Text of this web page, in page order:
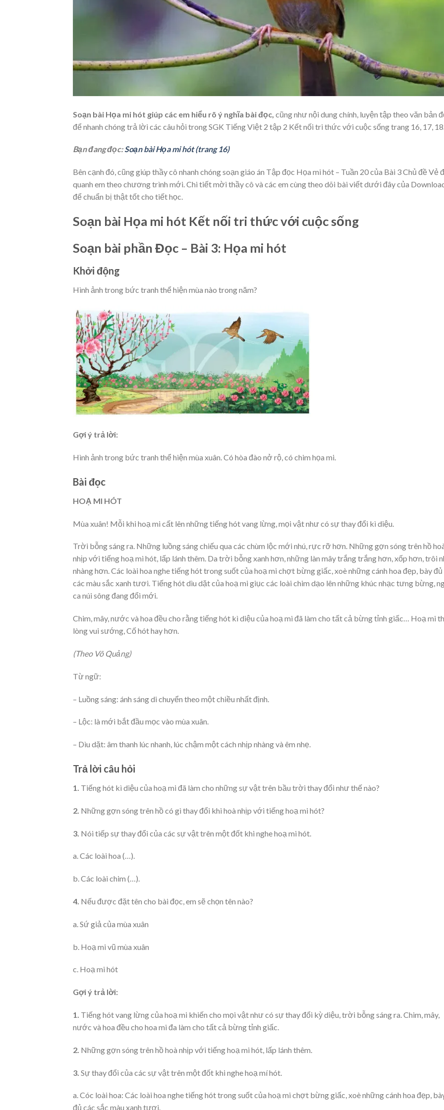
Soạn bài Họa mi hót giúp các em hiểu rõ ý nghĩa bài đọc, cũng như nội dung chính, luyện tập theo văn bản
để nhanh chóng trả lời các câu hỏi trong SGK Tiếng Việt 2 tập 2 Kết nối tri thức với cuộc sống trang 16, 17, 18.
Bạn đang đọc:Soạn bài Họa mi hót (trang 16)
Bên cạnh đó, cũng giúp thầy cô nhanh chóng soạn giáo án Tập đọc Họa mi hót – Tuần 20 của Bài 3 Chủ đề Vẻ
quanh em theo chương trình mới. Chi tiết mời thầy cô và các em cùng theo dõi bài viết dưới đây của
để chuẩn bị thật tốt cho tiết học.
Soạn bài Họa mi hót Kết nối tri thức với cuộc sống
Soạn bài phần Đọc – Bài 3: Họa mi hót
Khởi động
Hình ảnh trong bức tranh thể hiện mùa nào trong năm?
Gợi ý trả lời:
Hình ảnh trong bức tranh thể hiện mùa xuân. Có hòa đào nở rộ, có chim họa mi.
Bài đọc
HOẠ MI HÓT
Mùa xuân! Mỗi khi hoạ mi cất lên những tiếng hót vang lừng, mọi vật như có sự thay đổi kì diệu.
Trời bỗng sáng ra. Những luồng sáng chiếu qua các chùm lộc mới nhú, rực rỡ hơn. Những gợn sóng trên hồ
nhịp với tiếng hoạ mi hót, lấp lánh thêm. Da trời bỗng xanh hơn, những làn mây trắng trắng hơn, xốp hơn, trôi
nhàng hơn. Các loài hoa nghe tiếng hót trong suốt của hoạ mi chợt bừng giấc, xoè những cánh hoa đẹp, bày đủ
các màu sắc xanh tươi. Tiếng hót dìu dặt của hoạ mi giục các loài chim dạo lên những khúc nhạc tưng bừng,
ca núi sông đang đổi mới.
Chim, mây, nước và hoa đều cho rằng tiếng hót kì diệu của hoạ mi đã làm cho tất cả bừng tỉnh giấc… Hoạ mi
lòng vui sướng, Cố hót hay hơn.
(Theo Võ Quảng)
Từ ngữ:
– Luồng sáng: ánh sáng di chuyển theo một chiều nhất định.
– Lộc: là mới bắt đầu mọc vào mùa xuân.
– Dìu dặt: âm thanh lúc nhanh, lúc chậm một cách nhịp nhàng và êm nhẹ.
Trả lời câu hỏi
1. Tiếng hót kì diệu của hoạ mi đã làm cho những sự vật trên bầu trời thay đổi như thế nào?
2. Những gợn sóng trên hồ có gì thay đổi khi hoà nhịp với tiếng hoạ mi hót?
3. Nói tiếp sự thay đổi của các sự vật trên một đốt khi nghe hoạ mi hót.
a. Các loài hoa (…).
b. Các loài chim (…).
4. Nếu được đặt tên cho bài đọc, em sẽ chọn tên nào?
a. Sứ giả của mùa xuân
b. Hoạ mi vũ mùa xuân
c. Hoạ mi hót
Gợi ý trả lời:
1. Tiếng hót vang lừng của hoạ mi khiến cho mọi vật như có sự thay đổi kỳ diệu, trời bỗng sáng ra. Chim, mây,
nước và hoa đều cho hoa mi đa làm cho tất cả bừng tỉnh giấc.
2. Những gợn sóng trên hồ hoà nhịp với tiếng hoạ mi hót, lấp lánh thêm.
3. Sự thay đổi của các sự vật trên một đốt khi nghe hoạ mí hót.
a. Cóc loài hoa: Các loài hoa nghe tiếng hót trong suốt của hoạ mi chợt bừng giấc, xoè những cánh hoa đẹp,
đủ các sắc màu xanh tươi.